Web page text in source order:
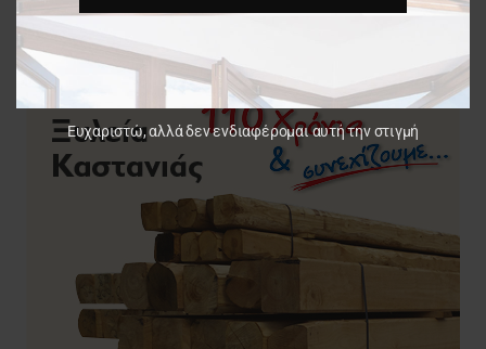
Ευχαριστώ, αλλά δεν ενδιαφέρομαι αυτή την στιγμή